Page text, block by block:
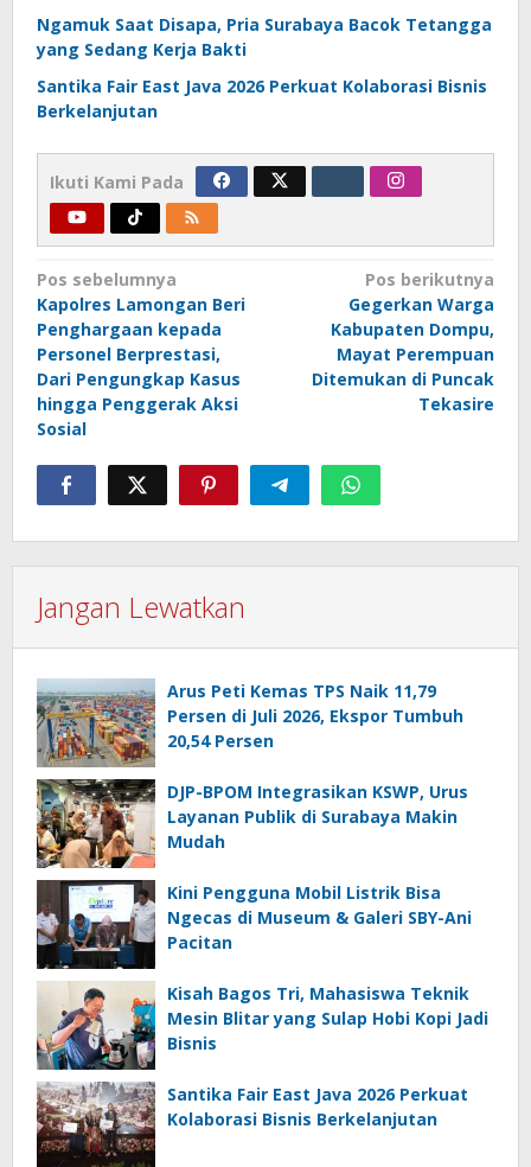
Ngamuk Saat Disapa, Pria Surabaya Bacok Tetangga
yang Sedang Kerja Bakti
Santika Fair East Java 2026 Perkuat Kolaborasi Bisnis
Berkelanjutan
Ikuti Kami Pada
Navigasi
pos
Pos sebelumnya
Kapolres Lamongan Beri
Penghargaan kepada
Personel Berprestasi,
Dari Pengungkap Kasus
hingga Penggerak Aksi
Sosial
Pos berikutnya
Gegerkan Warga
Kabupaten Dompu,
Mayat Perempuan
Ditemukan di Puncak
Tekasire
Jangan Lewatkan
Arus Peti Kemas TPS Naik 11,79
Persen di Juli 2026, Ekspor Tumbuh
20,54 Persen
DJP-BPOM Integrasikan KSWP, Urus
Layanan Publik di Surabaya Makin
Mudah
Kini Pengguna Mobil Listrik Bisa
Ngecas di Museum & Galeri SBY-Ani
Pacitan
Kisah Bagos Tri, Mahasiswa Teknik
Mesin Blitar yang Sulap Hobi Kopi Jadi
Bisnis
Santika Fair East Java 2026 Perkuat
Kolaborasi Bisnis Berkelanjutan